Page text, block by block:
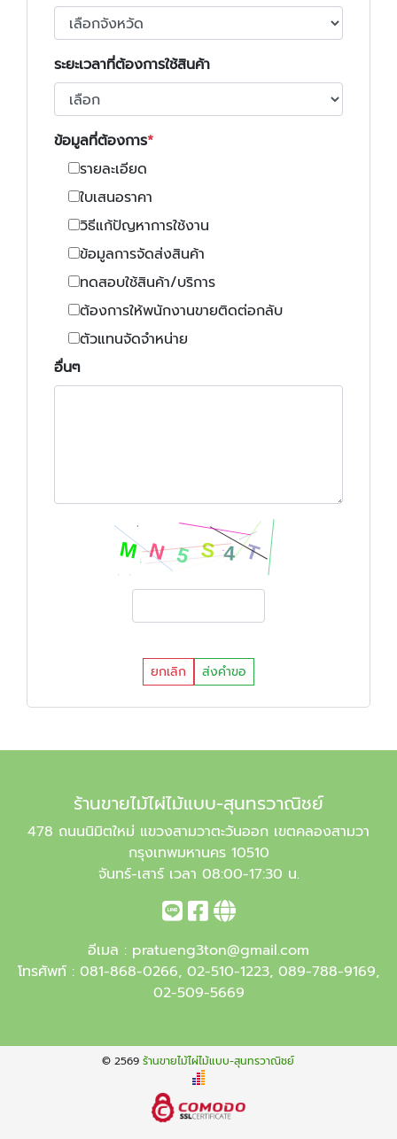
ระยะเวลาที่ต้องการใช้สินค้า
ข้อมูลที่ต้องการ
รายละเอียด
ใบเสนอราคา
วิธีแก้ปัญหาการใช้งาน
ข้อมูลการจัดส่งสินค้า
ทดสอบใช้สินค้า/บริการ
ต้องการให้พนักงานขายติดต่อกลับ
ตัวแทนจัดจำหน่าย
อื่นๆ
ยกเลิก ส่งคำขอ
ร้านขายไม้ไผ่ไม้แบบ-สุนทรวาณิชย์
478 ถนนนิมิตใหม่ แขวงสามวาตะวันออก เขตคลองสามวา
กรุงเทพมหานคร 10510
จันทร์-เสาร์ เวลา 08:00-17:30 น.
อีเมล : pratueng3ton@gmail.com
โทรศัพท์ : 081-868-0266, 02-510-1223, 089-788-9169,
02-509-5669
© 2569ร้านขายไม้ไผ่ไม้แบบ-สุนทรวาณิชย์